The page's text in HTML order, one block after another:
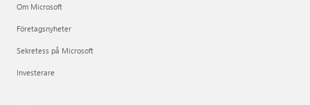
Om Microsoft
Företagsnyheter
Sekretess på Microsoft
Investerare